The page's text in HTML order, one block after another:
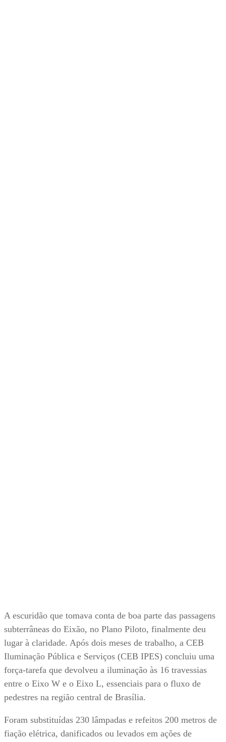
A escuridão que tomava conta de boa parte das passagens
subterrâneas do Eixão, no Plano Piloto, finalmente deu
lugar à claridade. Após dois meses de trabalho, a CEB
Iluminação Pública e Serviços (CEB IPES) concluiu uma
força-tarefa que devolveu a iluminação às 16 travessias
entre o Eixo W e o Eixo L, essenciais para o fluxo de
pedestres na região central de Brasília.
Foram substituídas 230 lâmpadas e refeitos 200 metros de
fiação elétrica, danificados ou levados em ações de